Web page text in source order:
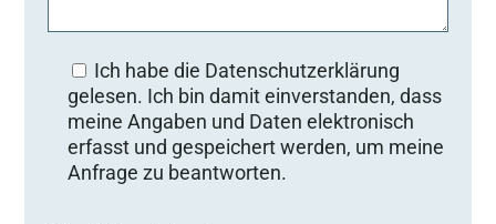
Ich habe die Datenschutzerklärung
gelesen. Ich bin damit einverstanden, dass
meine Angaben und Daten elektronisch
erfasst und gespeichert werden, um meine
Anfrage zu beantworten.